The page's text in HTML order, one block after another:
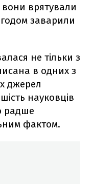
вони врятували
заварили
не тільки з
в одних з
джерел
науковців
радше
фактом.